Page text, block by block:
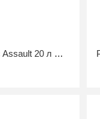
Рюкзак тактический Mil-Tec Assault 20 л Мультикам